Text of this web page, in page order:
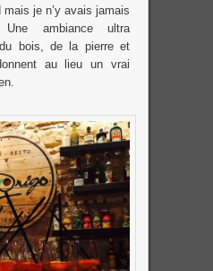
je n’y avais jamais
ambiance ultra
bois, de la pierre et
au lieu un vrai